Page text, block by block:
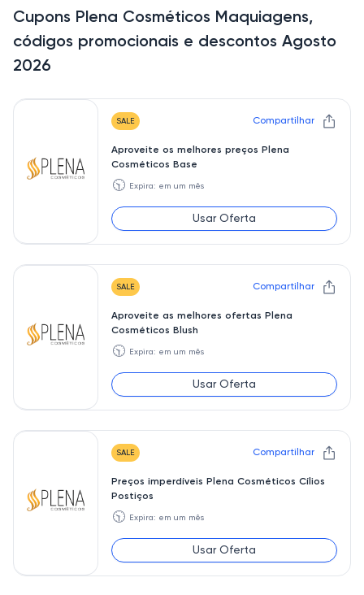
Cupons Plena Cosméticos Maquiagens,
códigos promocionais e descontos Agosto
2026
SALE Compartilhar
Aproveite os melhores preços Plena
Cosméticos Base
🕥 Expira: em um mês
Usar Oferta
SALE Compartilhar
Aproveite as melhores ofertas Plena
Cosméticos Blush
🕥 Expira: em um mês
Usar Oferta
SALE Compartilhar
Preços imperdíveis Plena Cosméticos Cílios
Postiços
🕥 Expira: em um mês
Usar Oferta